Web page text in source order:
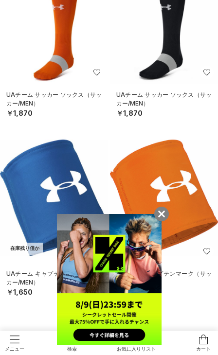
メニュー 検索 お気に入りリスト カート
UAチーム サッカー ソックス（サッ
カー/MEN）
￥1,870
UAチーム サッカー ソックス（サッ
カー/MEN）
￥1,870
在庫残り僅か
UAチーム キャプテンマーク（サッ
カー/MEN）
￥1,650
在庫残り僅か
UAチーム キャプテンマーク（サッ
カー/MEN）
￥1,650